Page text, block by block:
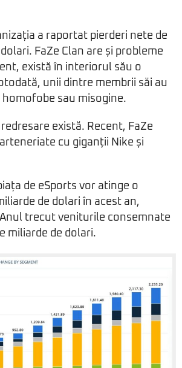
a raportat pierderi nete de
FaZe Clan are și probleme
există în interiorul său o
unii dintre membrii săi au
sau misogine.
există. Recent, FaZe
cu giganții Nike și
de eSports vor atinge o
de dolari în acest an,
trecut veniturile consemnate
miliarde de dolari.